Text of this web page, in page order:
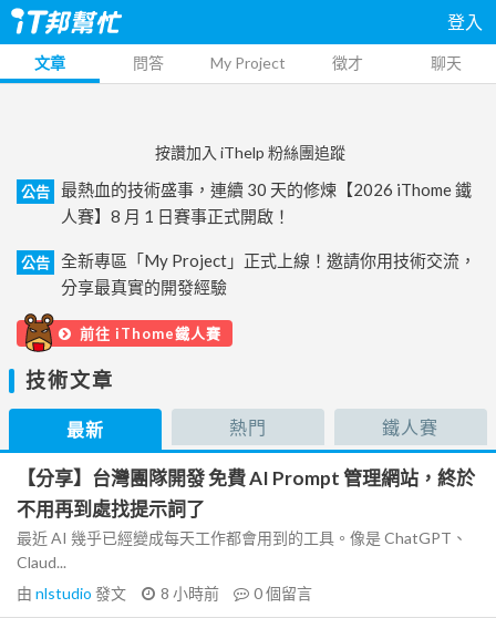
登入
文章 問答 My Project 徵才 聊天
按讚加入 iThelp 粉絲團追蹤
公告
最熱血的技術盛事，連續 30 天的修煉【2026 iThome 鐵
人賽】8 月 1 日賽事正式開啟！
公告
全新專區「My Project」正式上線！邀請你用技術交流，
分享最真實的開發經驗
前往 iThome鐵人賽
技術文章
最新 熱門 鐵人賽
【分享】台灣團隊開發 免費 AI Prompt 管理網站，終於
不用再到處找提示詞了
最近 AI 幾乎已經變成每天工作都會用到的工具。像是 ChatGPT、
Claud...
由 nlstudio 發文 8 小時前 0個留言